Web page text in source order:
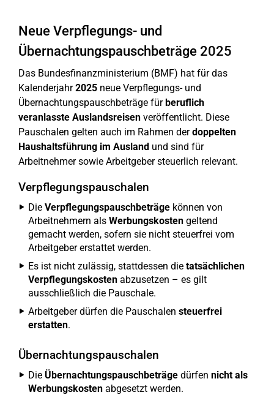
Neue Verpflegungs- und
Übernachtungspauschbeträge 2025
Das Bundesfinanzministerium (BMF) hat für das
Kalenderjahr2025 neue Verpflegungs- und
Übernachtungspauschbeträge fürberuflich
veranlasste Auslandsreisen veröffentlicht. Diese
Pauschalen gelten auch im Rahmen derdoppelten
Haushaltsführung im Ausland und sind für
Arbeitnehmer sowie Arbeitgeber steuerlich relevant.
Verpflegungspauschalen
Die Verpflegungspauschbeträge können von
Arbeitnehmern als Werbungskosten geltend
gemacht werden, sofern sie nicht steuerfrei vom
Arbeitgeber erstattet werden.
Es ist nicht zulässig, stattdessen die tatsächlichen
Verpflegungskosten abzusetzen – es gilt
ausschließlich die Pauschale.
Arbeitgeber dürfen die Pauschalen steuerfrei
erstatten.
Übernachtungspauschalen
Die Übernachtungspauschbeträge dürfen nicht als
Werbungskosten abgesetzt werden.